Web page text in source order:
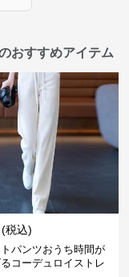
おすすめアイテム
(税込)
パンツおうち時間が
コーデュロイストレ